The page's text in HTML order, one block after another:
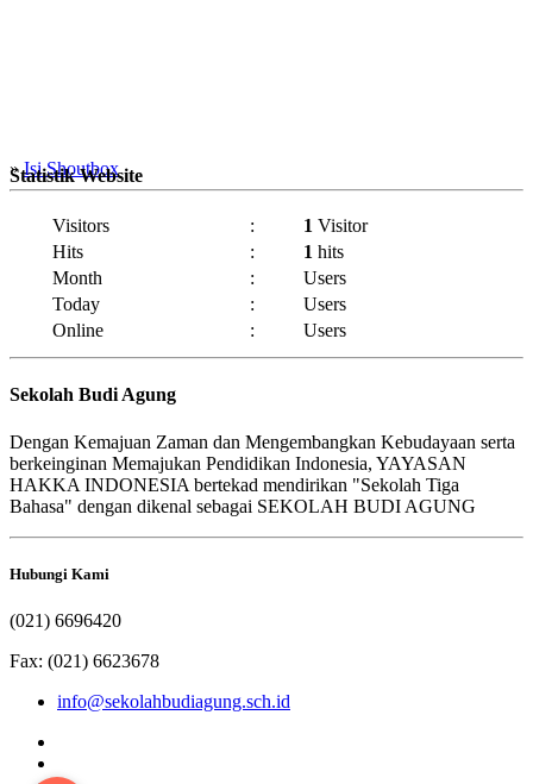
»Isi Shoutbox
Statistik Website
Visitors : 1 Visitor
Hits
: 1 hits
Month
:
Users
Today
:
Users
Online
: Users
Sekolah Budi Agung
Dengan Kemajuan Zaman dan Mengembangkan Kebudayaan serta
berkeinginan Memajukan Pendidikan Indonesia, YAYASAN
HAKKA INDONESIA bertekad mendirikan "Sekolah Tiga
Bahasa" dengan dikenal sebagai SEKOLAH BUDI AGUNG
Hubungi Kami
(021) 6696420
Fax: (021) 6623678
info@sekolahbudiagung.sch.id